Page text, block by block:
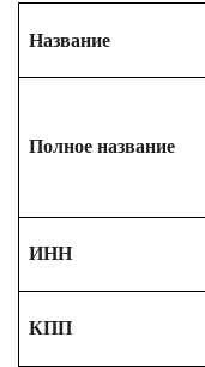
Название
Полное название
ИНН
КПП